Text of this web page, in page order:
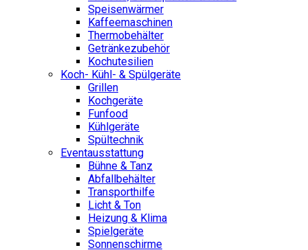
Speisenwärmer
Kaffeemaschinen
Thermobehälter
Getränkezubehör
Kochutesilien
Koch- Kühl- & Spülgeräte
Grillen
Kochgeräte
Funfood
Kühlgeräte
Spültechnik
Eventausstattung
Bühne & Tanz
Abfallbehälter
Transporthilfe
Licht & Ton
Heizung & Klima
Spielgeräte
Sonnenschirme